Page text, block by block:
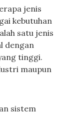
jenis
kebutuhan
satu jenis
dengan
tinggi.
maupun
sistem